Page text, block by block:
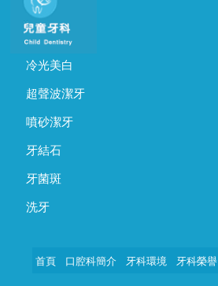
冷光美白
超聲波潔牙
噴砂潔牙
牙結石
牙菌斑
洗牙
首頁 口腔科簡介 牙科環境 牙科榮譽